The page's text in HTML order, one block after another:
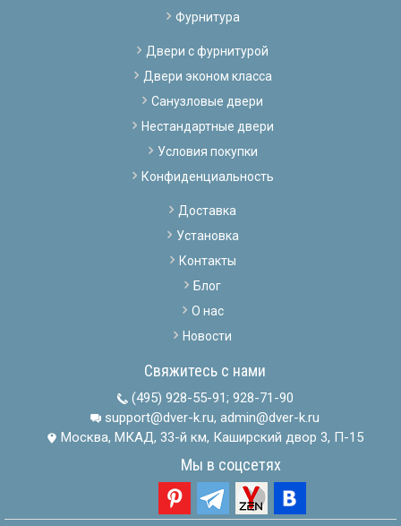
Фурнитура
Двери с фурнитурой
Двери эконом класса
Санузловые двери
Нестандартные двери
Условия покупки
Конфиденциальность
Доставка
Установка
Контакты
Блог
О нас
Новости
Свяжитесь с нами
(495) 928-55-91; 928-71-90
support@dver-k.ru, admin@dver-k.ru
Москва, МКАД, 33-й км, Каширский двор 3, П-15
Мы в соцсетях